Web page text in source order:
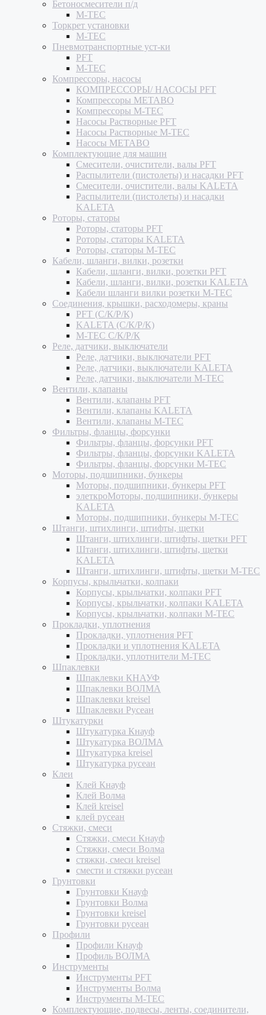
Бетоносмесители п/д
M-TEC
Торкрет установки
M-TEC
Пневмотранспортные уст-ки
PFT
M-TEC
Компрессоры, насосы
КОМПРЕССОРЫ/ НАСОСЫ PFT
Компрессоры METABO
Компрессоры M-TEC
Насосы Растворные PFT
Насосы Растворные M-TEC
Насосы METABO
Комплектующие для машин
Смесители, очистители, валы PFT
Распылители (пистолеты) и насадки PFT
Смесители, очистители, валы KALETA
Распылители (пистолеты) и насадки
KALETA
Роторы, статоры
Роторы, статоры PFT
Роторы, статоры KALETA
Роторы, статоры M-TEC
Кабели, шланги, вилки, розетки
Кабели, шланги, вилки, розетки PFT
Кабели, шланги, вилки, розетки KALETA
Кабели шланги вилки розетки M-TEC
Соединения, крышки, расходомеры, краны
PFT (С/К/Р/К)
KALETA (С/К/Р/К)
M-TEC С/К/Р/К
Реле, датчики, выключатели
Реле, датчики, выключатели PFT
Реле, датчики, выключатели KALETA
Реле, датчики, выключатели M-TEC
Вентили, клапаны
Вентили, клапаны PFT
Вентили, клапаны KALETA
Вентили, клапаны M-TEC
Фильтры, фланцы, форсунки
Фильтры, фланцы, форсунки PFT
Фильтры, фланцы, форсунки KALETA
Фильтры, фланцы, форсунки M-TEC
Моторы, подшипники, бункеры
Моторы, подшипники, бункеры PFT
элеткроМоторы, подшипники, бункеры
KALETA
Моторы, подшипники, бункеры M-TEC
Штанги, штихлинги, штифты, щетки
Штанги, штихлинги, штифты, щетки PFT
Штанги, штихлинги, штифты, щетки
KALETA
Штанги, штихлинги, штифты, щетки M-TEC
Корпусы, крыльчатки, колпаки
Корпусы, крыльчатки, колпаки PFT
Корпусы, крыльчатки, колпаки KALETA
Корпусы, крыльчатки, колпаки M-TEC
Прокладки, уплотнения
Прокладки, уплотнения PFT
Прокладки и уплотнения KALETA
Прокладки, уплотнители M-TEC
Шпаклевки
Шпаклевки КНАУФ
Шпаклевки ВОЛМА
Шпаклевки kreisel
Шпаклевки Русеан
Штукатурки
Штукатурка Кнауф
Штукатурка ВОЛМА
Штукатурка kreisel
Штукатурка русеан
Клеи
Клей Кнауф
Клей Волма
Клей kreisel
клей русеан
Стяжки, смеси
Стяжки, смеси Кнауф
Стяжки, смеси Волма
стяжки, смеси kreisel
смести и стяжки русеан
Грунтовки
Грунтовки Кнауф
Грунтовки Волма
Грунтовки kreisel
Грунтовки русеан
Профили
Профили Кнауф
Профиль ВОЛМА
Инструменты
Инструменты PFT
Инструменты Волма
Инструменты M-TEC
Комплектующие, подвесы, ленты, соединители,